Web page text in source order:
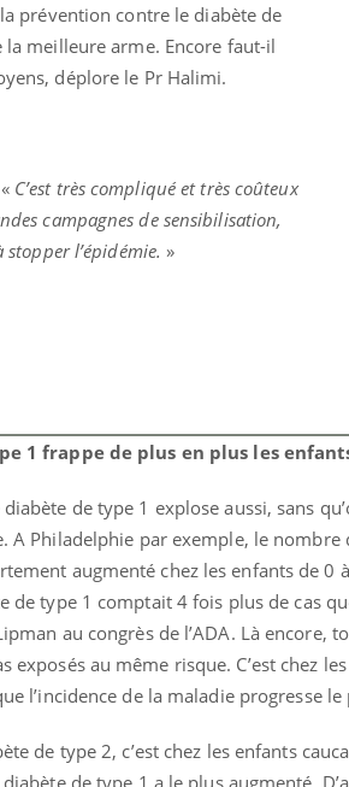
prévention contre le diabète de
meilleure arme. Encore faut-il
déplore le Pr Halimi.
C’est très compliqué et très coûteux
campagnes de sensibilisation,
l’épidémie.»
1 frappe de plus en plus les
de type 1 explose aussi, sans
A Philadelphie par exemple, le nombre
augmenté chez les enfants de 0
de type 1 comptait 4 fois plus de cas
au congrès de l’ADA. Là encore,
exposés au même risque. C’est chez
l’incidence de la maladie progresse le
de type 2, c’est chez les enfants
de type 1 a le plus augmenté.